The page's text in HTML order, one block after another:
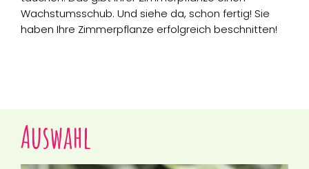
Wachstumsschub. Und siehe da, schon fertig! Sie
haben Ihre Zimmerpflanze erfolgreich beschnitten!
Auswahl